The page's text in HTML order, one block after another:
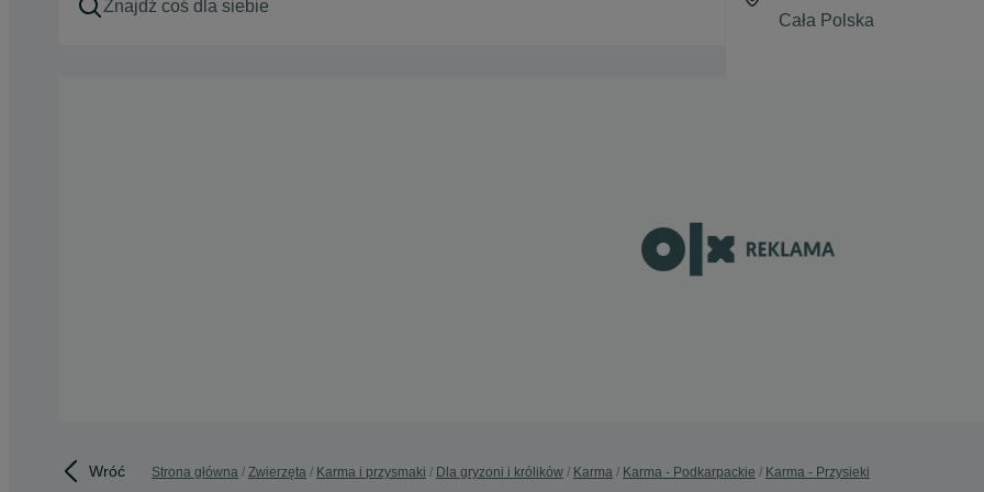
Wróć Strona główna Zwierzęta Karma i przysmaki Dla gryzoni i królików Karma Karma - Podkarpackie Karma - Przysieki